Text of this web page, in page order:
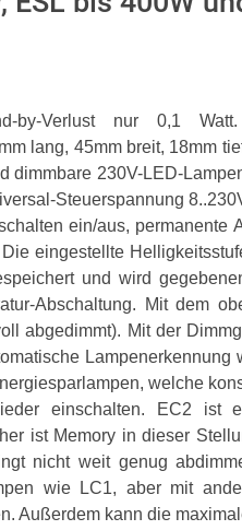
by-Verlust nur 0,1
lang, 45mm breit, 18mm
dimmbare 230V-LED-
Steuerspannung
ein/aus, permanente
eingestellte
und wird
Abschaltung. Mit dem
abgedimmt). Mit der
Lampenerkennung
welche
einschalten. EC2 ist
ist Memory in dieser
nicht weit genug
wie LC1, aber mit
Außerdem kann die